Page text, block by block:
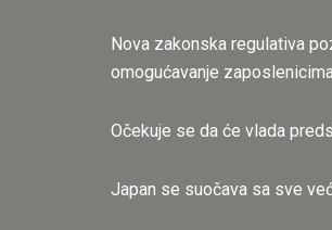
Nova zakonska regulativa
omogućavanje
Očekuje se da će vlada
Japan se suočava sa sve